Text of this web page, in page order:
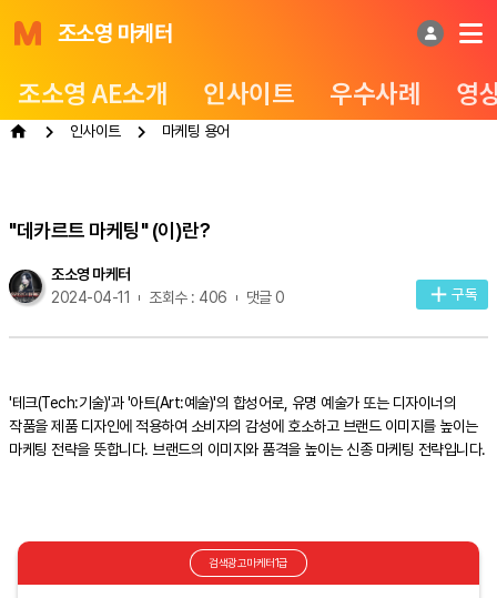
조소영 마케터
조소영 AE소개 인사이트 우수사례 영
인사이트 마케팅 용어
"데카르트 마케팅" (이)란?
조소영 마케터
2024-04-11
조회수 : 406 댓글 0 구독
'테크(Tech:기술)'과 '아트(Art:예술)'의 합성어로, 유명 예술가 또는 디자이너의
작품을 제품 디자인에 적용하여 소비자의 감성에 호소하고 브랜드 이미지를 높이는
마케팅 전략을 뜻합니다. 브랜드의 이미지와 품격을 높이는 신종 마케팅 전략입니다.
검색광고마케터1급